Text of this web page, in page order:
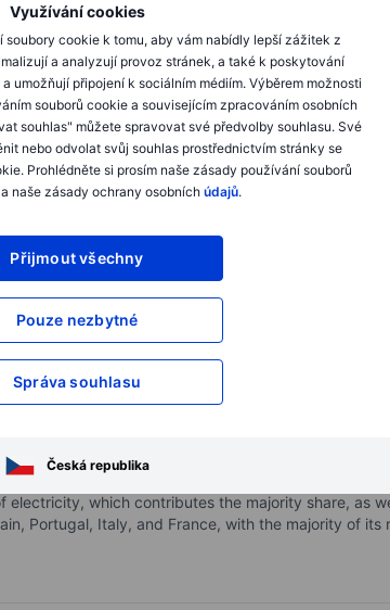
Využívání cookies
cookie k tomu, aby vám nabídly lepší zážitek z
a analyzují provoz stránek, a také k poskytování
umožňují připojení k sociálním médiím. Výběrem možnosti
souborů cookie a souvisejícím zpracováním osobních
souhlas" můžete spravovat své předvolby souhlasu. Své
nebo odvolat svůj souhlas prostřednictvím stránky se
Prohlédněte si prosím naše zásady používání souborů
a naše zásady ochrany osobních údajů.
Přijmout všechny
Pouze nezbytné
Správa souhlasu
Česká republika
XXXXXXX XXXXXXX
XXXXXXX XXXXXXX
XXXXXXX XXXXXXX
XXXXXXX XXXXXXX
XXXXXXX
XXXXXXX
XXXXXXX
XXXXXXX
Otevřete si účeta získejte přístup k pokročilým
and operates photovoltaic (PV) systems across
which contributes the majority share, as
Portugal, Italy, and France, with the majority of its